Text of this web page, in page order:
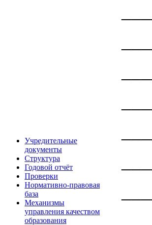
Учредительные
документы
Структура
Годовой отчёт
Проверки
Нормативно-правовая
база
Механизмы
управления качеством
образования